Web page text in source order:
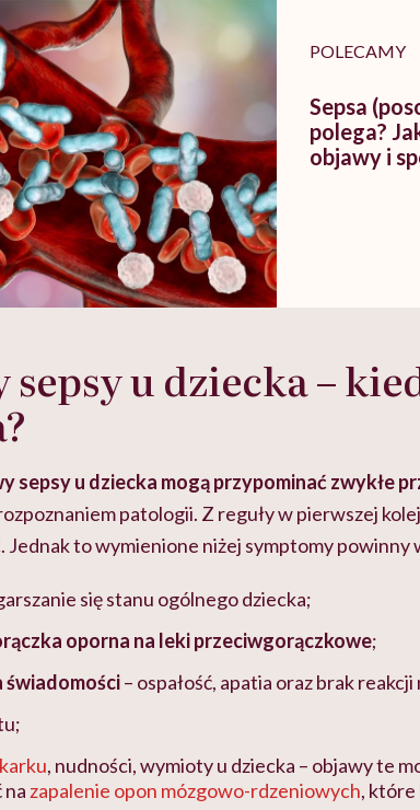
POLECAMY
Sepsa
polega?
objawy i
sepsy u dziecka –
sepsy u dziecka mogą przypominać zwykłe
patologii. Z reguły w pierwszej
. Jednak to wymienione niżej symptomy powinny
się stanu ogólnego dziecka;
oporna na leki przeciwgorączkowe;
świadomości– ospałość, apatia oraz brak reakcji
, nudności, wymioty u dziecka – objawy te
nazapalenie opon mózgowo-rdzeniowych, które